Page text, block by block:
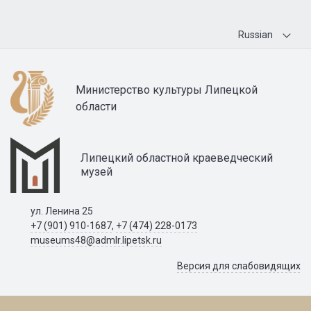
Russian
Министерство культуры Липецкой
области
Липецкий областной краеведческий
музей
ул. Ленина 25
+7 (901) 910-1687, +7 (474) 228-0173
museums48@admlr.lipetsk.ru
Версия для слабовидящих